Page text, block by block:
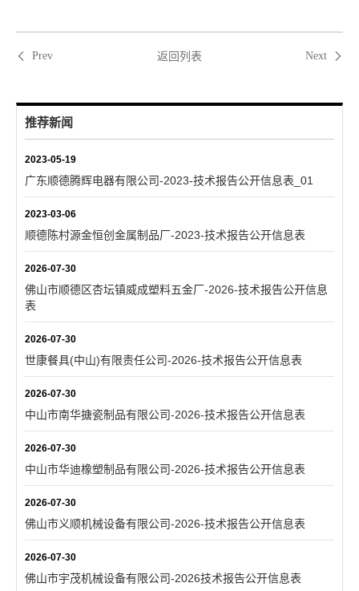
Prev 返回列表 Next
推荐新闻
2023-05-19
广东顺德腾辉电器有限公司-2023-技术报告公开信息表_01
2023-03-06
顺德陈村源金恒创金属制品厂-2023-技术报告公开信息表
2026-07-30
佛山市顺德区杏坛镇威成塑料五金厂-2026-技术报告公开信息
表
2026-07-30
世康餐具(中山)有限责任公司-2026-技术报告公开信息表
2026-07-30
中山市南华搪瓷制品有限公司-2026-技术报告公开信息表
2026-07-30
中山市华迪橡塑制品有限公司-2026-技术报告公开信息表
2026-07-30
佛山市义顺机械设备有限公司-2026-技术报告公开信息表
2026-07-30
佛山市宇茂机械设备有限公司-2026技术报告公开信息表